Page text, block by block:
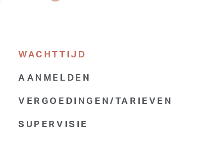
WACHTTIJD
AANMELDEN
VERGOEDINGEN/TARIEVEN
SUPERVISIE